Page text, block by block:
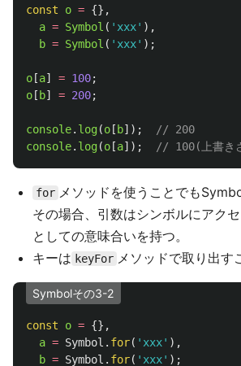
const o = {},
a = Symbol ( ' xxx' ),
b = Symbol ( ' xxx' );
o [a] = 100;
o [ b] = 200;
console. log(o [ b]);
// 200
console. log(o [a]); // 100(上書き
for メソッドを使うことでも
その場合、引数はシンボルにアク
としての意味合いを持つ。
キーは keyFor メソッドで取り出す
Symbolその3-2
const o = {},
a = Symbol . for( ' xxx' ),
b = Symbol . for( ' xxx' );